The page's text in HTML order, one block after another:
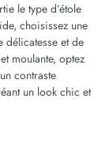
le type d’étole
choisissez une
délicatesse et de
moulante, optez
contraste
un look chic et